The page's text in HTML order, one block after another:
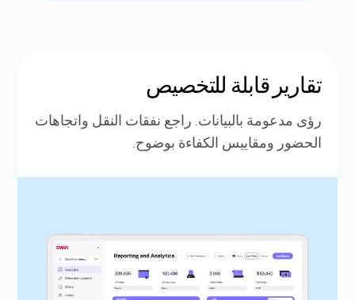
تقارير قابلة للتخصيص
رؤى مدعومة بالبيانات. راجع نفقات النقل واتجاهات
الحضور ومقاييس الكفاءة بوضوح.